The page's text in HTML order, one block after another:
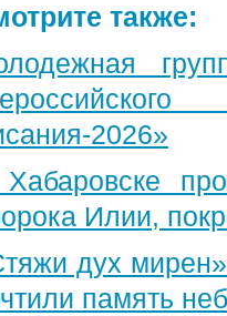
также:
2026»
Илии,
дух
память